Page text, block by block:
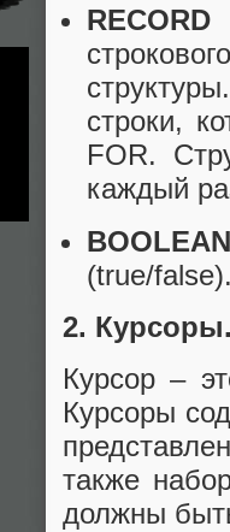
RECORD
строки,
FOR.
каждый
BOOLEAN
(true/
2.
Курсор –
Курсоры
также
должны